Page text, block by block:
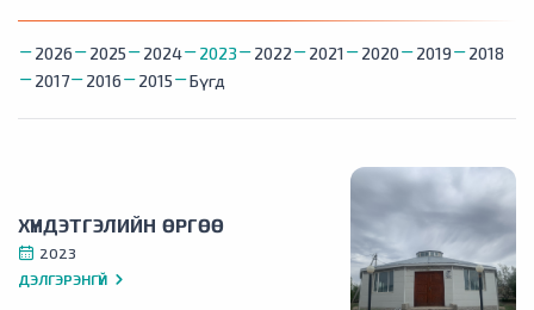
ХҮНДЭТГЭЛИЙН ӨРГӨӨ
2023
ДЭЛГЭРЭНГҮЙ
2026 2025 2024 2023 2022 2021 2020 2019
2018
2017
2016 2015 Бүгд